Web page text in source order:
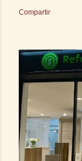
Compartir